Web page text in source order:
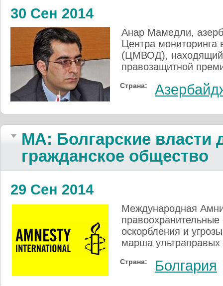
30 Сен 2014
Анар Мамедли,
Центра мониторинга
(ЦМВОД),
правозащитной
Страна:
МА: Болгарские
гражданское общество
29 Сен 2014
Международная
оскорбления и
марша ультраправых
Страна: Болгария